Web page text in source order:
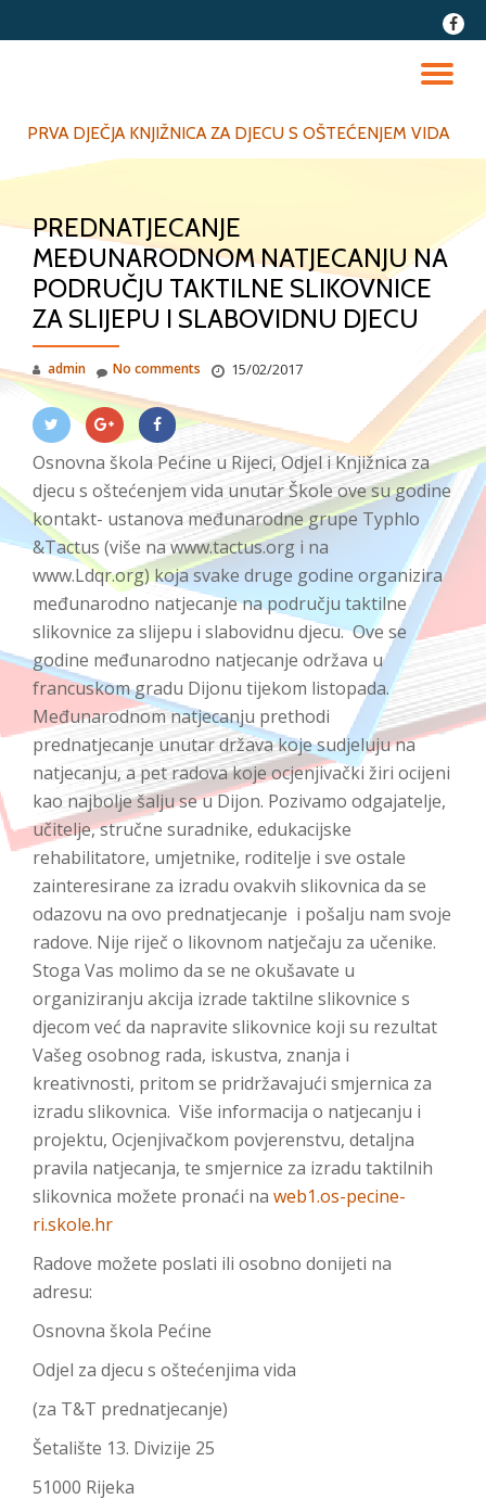
fa-
PRVA DJEČJA KNJIŽNICA ZA DJECU S OŠTEĆENJEM VIDA
PREDNATJECANJE
MEĐUNARODNOM NATJECANJU NA
PODRUČJU TAKTILNE SLIKOVNICE
ZA SLIJEPU I SLABOVIDNU DJECU
admin 15/02/2017
No comments
Osnovna škola Pećine u Rijeci, Odjel i Knjižnica za
djecu s oštećenjem vida unutar Škole ove su godine
kontakt- ustanova međunarodne grupe Typhlo
&Tactus (više na www.tactus.org i na
www.Ldqr.org) koja svake druge godine organizira
međunarodno natjecanje na području taktilne
slikovnice za slijepu i slabovidnu djecu. Ove se
godine međunarodno natjecanje održava u
francuskom gradu Dijonu tijekom listopada.
Međunarodnom natjecanju prethodi
prednatjecanje unutar država koje sudjeluju na
natjecanju, a pet radova koje ocjenjivački žiri ocijeni
kao najbolje šalju se u Dijon. Pozivamo odgajatelje,
učitelje, stručne suradnike, edukacijske
rehabilitatore, umjetnike, roditelje i sve ostale
zainteresirane za izradu ovakvih slikovnica da se
odazovu na ovo prednatjecanje i pošalju nam svoje
radove. Nije riječ o likovnom natječaju za učenike.
Stoga Vas molimo da se ne okušavate u
organiziranju akcija izrade taktilne slikovnice s
djecom već da napravite slikovnice koji su rezultat
Vašeg osobnog rada, iskustva, znanja i
kreativnosti, pritom se pridržavajući smjernica za
izradu slikovnica. Više informacija o natjecanju i
projektu, Ocjenjivačkom povjerenstvu, detaljna
pravila natjecanja, te smjernice za izradu taktilnih
slikovnica možete pronaći na web1.os-pecine-
ri.skole.hr
Radove možete poslati ili osobno donijeti na
adresu:
Osnovna škola Pećine
Odjel za djecu s oštećenjima vida
(za T&T prednatjecanje)
Šetalište 13. Divizije 25
51000 Rijeka